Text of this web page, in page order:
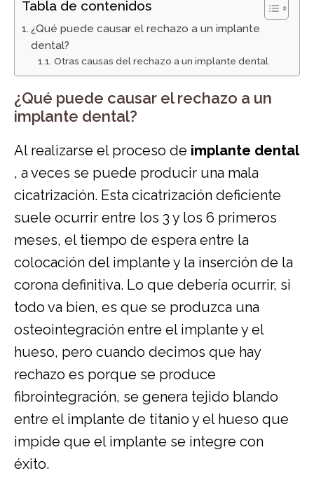
Tabla de contenidos
¿Qué puede causar el rechazo a un implante
dental?
Otras causas del rechazo a un implante dental
¿Qué puede causar el rechazo a un
implante dental?
Al realizarse el proceso de implante dental
, a veces se puede producir una mala
cicatrización. Esta cicatrización deficiente
suele ocurrir entre los 3 y los 6 primeros
meses, el tiempo de espera entre la
colocación del implante y la inserción de la
corona definitiva. Lo que debería ocurrir, si
todo va bien, es que se produzca una
osteointegración entre el implante y el
hueso, pero cuando decimos que hay
rechazo es porque se produce
fibrointegración, se genera tejido blando
entre el implante de titanio y el hueso que
impide que el implante se integre con
éxito.